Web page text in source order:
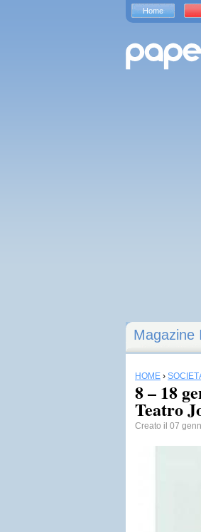
Magazine
HOME ›
8 – 18
Teatro
Creato il 07
Home